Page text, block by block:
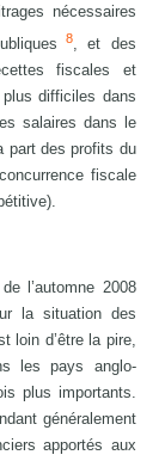
nécessaires
8, et des
fiscales et
difficiles dans
salaires dans le
part des profits du
fiscale
l’automne 2008
la situation des
loin d’être la pire,
les pays anglo-
plus importants.
généralement
apportés aux